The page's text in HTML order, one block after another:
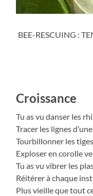
BEE-RESCUING :
Croissance
Tu as vu danser les
Tracer les lignes
Tourbillonner les
Exploser en corolle
Tu as vu vibrer les
Réitérer à chaque
Plus vieille que tout